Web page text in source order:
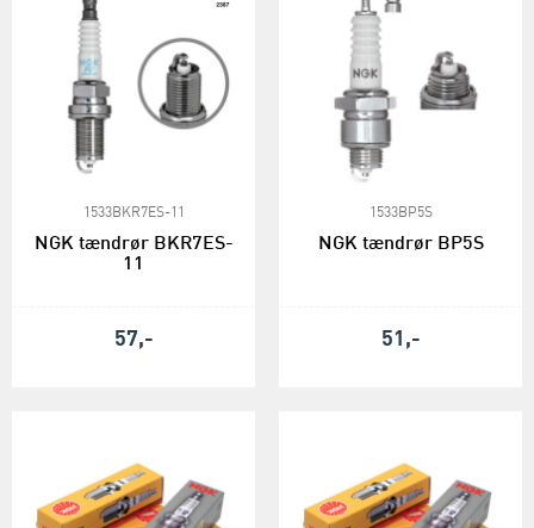
1533BKR7ES-11
NGK tændrør BKR7ES-
11
57,-
1533BP5S
NGK tændrør BP5S
51,-